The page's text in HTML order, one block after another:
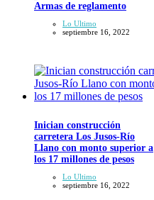
Armas de reglamento
Lo Ultimo
septiembre 16, 2022
Inician construcción
carretera Los Jusos-Río
Llano con monto superior a
los 17 millones de pesos
Lo Ultimo
septiembre 16, 2022